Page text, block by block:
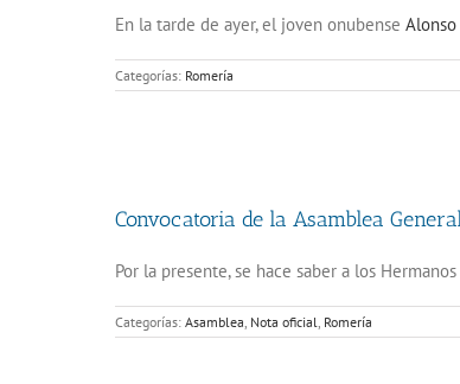
En la tarde de ayer, el joven onubense
Categorías: Romería
Convocatoria de la Asamblea
Por la presente, se hace saber a los
Categorías: Asamblea, Nota oficial, Romería